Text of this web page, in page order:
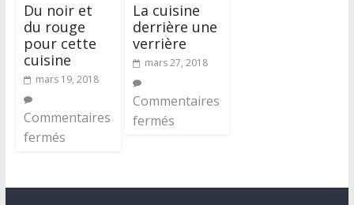
Du noir et
du rouge
pour cette
cuisine
mars 19, 2018
Commentaires
fermés
La cuisine
derrière une
verrière
mars 27, 2018
Commentaires
fermés